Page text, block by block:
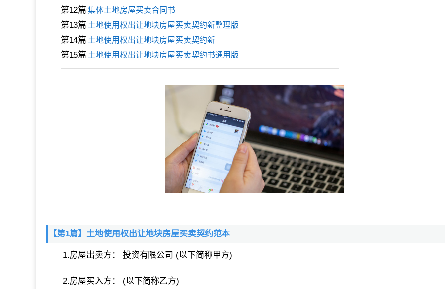
第12篇 集体土地房屋买卖合同书
第13篇 土地使用权出让地块房屋买卖契约新整理版
第14篇 土地使用权出让地块房屋买卖契约新
第15篇 土地使用权出让地块房屋买卖契约书通用版
【第1篇】土地使用权出让地块房屋买卖契约范本
1.房屋出卖方： 投资有限公司 (以下简称甲方)
2.房屋买入方： (以下简称乙方)